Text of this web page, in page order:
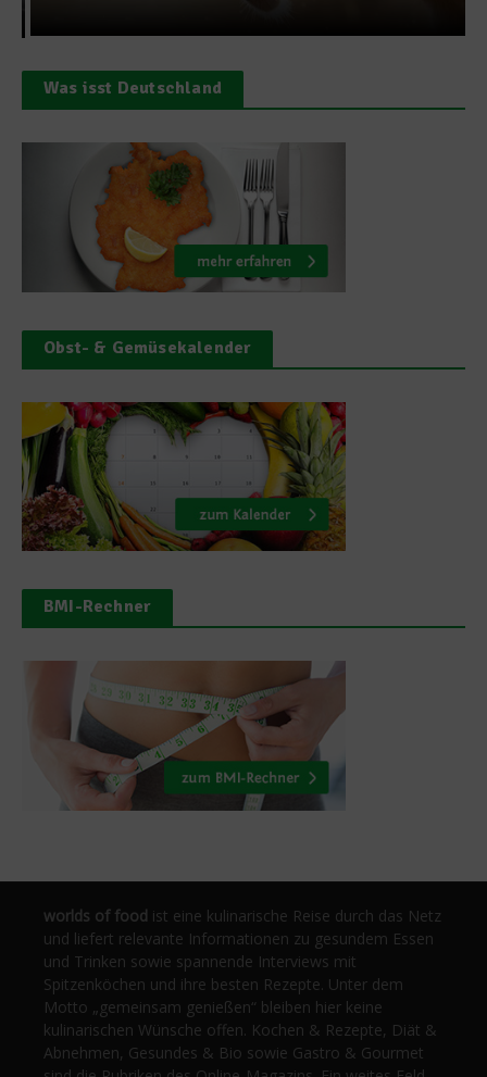
Was isst Deutschland
Obst- & Gemüsekalender
BMI-Rechner
worlds of food ist eine kulinarische Reise durch das Netz
und liefert relevante Informationen zu gesundem Essen
und Trinken sowie spannende Interviews mit
Spitzenköchen und ihre besten Rezepte. Unter dem
Motto „gemeinsam genießen“ bleiben hier keine
kulinarischen Wünsche offen. Kochen & Rezepte, Diät &
Abnehmen, Gesundes & Bio sowie Gastro & Gourmet